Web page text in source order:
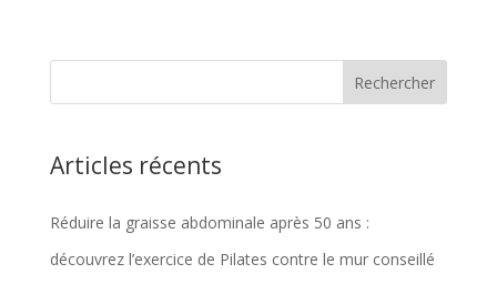
Articles récents
Réduire la graisse abdominale après 50 ans :
découvrez l’exercice de Pilates contre le mur conseillé